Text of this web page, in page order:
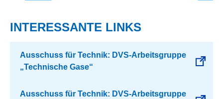
INTERESSANTE LINKS
Ausschuss für Technik: DVS-Arbeitsgruppe
„Technische Gase“
Ausschuss für Technik: DVS-Arbeitsgruppe